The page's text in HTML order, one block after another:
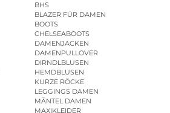
BHS
BLAZER FÜR DAMEN
BOOTS
CHELSEABOOTS
DAMENJACKEN
DAMENPULLOVER
DIRNDLBLUSEN
HEMDBLUSEN
KURZE RÖCKE
LEGGINGS DAMEN
MÄNTEL DAMEN
MAXIKLEIDER